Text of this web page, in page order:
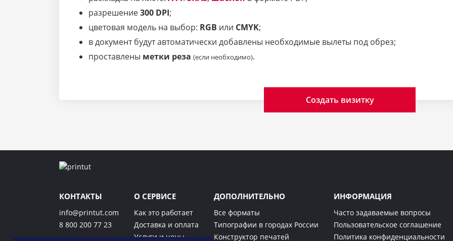
разрешение300 DPI;
цветовая модель на выбор: RGB или CMYK;
в документ будут автоматически добавлены необходимые вылеты под обрез;
проставлены метки реза (если необходимо).
Создать визитку
КОНТАКТЫ
info@printut.com
8 800 200 77 23
О СЕРВИСЕ
Как это работает
Доставка и оплата
Услуги и цены
ДОПОЛНИТЕЛЬНО
Все форматы
Типографии в городах России
Конструктор печатей
ИНФОРМАЦИЯ
Часто задаваемые вопросы
Пользовательское соглашение
Политика конфиденциальности